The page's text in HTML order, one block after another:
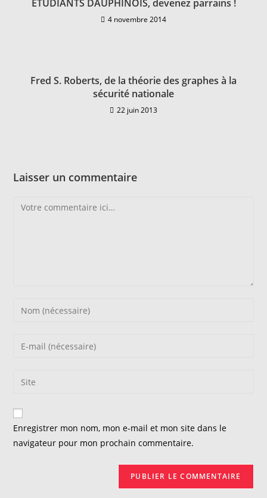
ETUDIANTS DAUPHINOIS, devenez parrains !
4 novembre 2014
Fred S. Roberts, de la théorie des graphes à la
sécurité nationale
22 juin 2013
Laisser un commentaire
Comment
Enter
Enter
address
comment
Saisir
de
votre
(facultatif)
Enregistrer mon nom, mon e-mail et mon site dans le
navigateur pour mon prochain commentaire.